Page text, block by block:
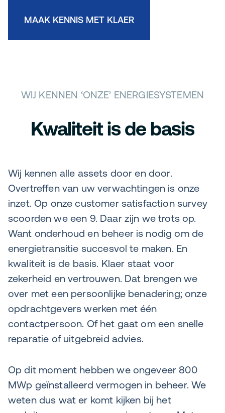
MAAK KENNIS MET KLAER
WIJ KENNEN ‘ONZE’ ENERGIESYSTEMEN
Kwaliteit is de basis
Wij kennen alle assets door en door.
Overtreffen van uw verwachtingen is onze
inzet. Op onze customer satisfaction survey
scoorden we een 9. Daar zijn we trots op.
Want onderhoud en beheer is nodig om de
energietransitie succesvol te maken. En
kwaliteit is de basis. Klaer staat voor
zekerheid en vertrouwen. Dat brengen we
over met een persoonlijke benadering; onze
opdrachtgevers werken met één
contactpersoon. Of het gaat om een snelle
reparatie of uitgebreid advies.
Op dit moment hebben we ongeveer 800
MWp geïnstalleerd vermogen in beheer. We
weten dus wat er komt kijken bij het